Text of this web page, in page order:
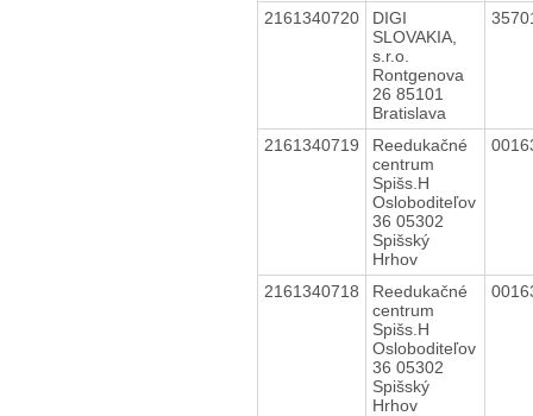
2161340720
DIGI
SLOVAKIA,
s.r.o.
Rontgenova
26 85101
Bratislava
2161340719
Reedukačné
centrum
Spišs.H
Osloboditeľov
36 05302
Spišský
Hrhov
2161340718
Reedukačné
centrum
Spišs.H
Osloboditeľov
36 05302
Spišský
Hrhov